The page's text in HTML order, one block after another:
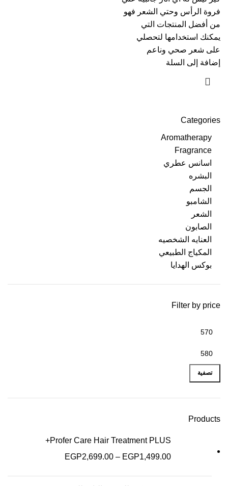
Categories
Aromatherapy
Fragrance
اسانس عطري
البشره
الجسم
الشامبو
الشعر
الصابون
العنايه الشخصيه
المكياج الطبيعي
بوكس الهدايا
Filter by price
تصفية
Products
Profer Care Hair Treatment PLUS+
EGP1,499.00
–
EGP2,699.00
فروة الرأس وحتي الشعر فهو
من أفضل المنتجات التي
يمكنك استخدامها لتحصلي
على شعر صحي وناعم
إضافة إلى السلة